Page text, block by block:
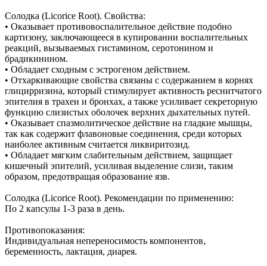
Солодка (Licorice Root). Свойства:
• Оказывает противовоспалительное действие подобно
картизону, заключающееся в купировании воспалительных
реакций, вызываемых гистамином, серотонином и
брадикинином.
• Обладает сходным с эстрогеном действием.
• Отхаркивающие свойства связаны с содержанием в корнях
глицирризина, который стимулирует активность реснитчатого
эпителия в трахеи и бронхах, а также усиливает секреторную
функцию слизистых оболочек верхних дыхательных путей.
• Оказывает спазмолитическое действие на гладкие мышцы,
так как содержит флавоновые соединения, среди которых
наиболее активным считается ликвиритозид.
• Обладает мягким слабительным действием, защищает
кишечный эпителий, усиливая выделение слизи, таким
образом, предотвращая образование язв.
Солодка (Licorice Root). Рекомендации по применению:
По 2 капсулы 1-3 раза в день.
Противопоказания:
Индивидуальная непереносимость компонентов,
беременность, лактация, диарея.